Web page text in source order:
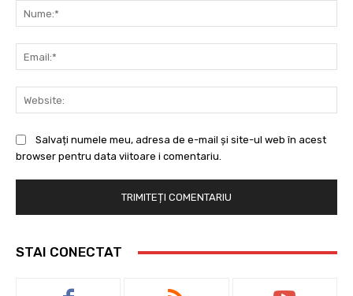
Salvați numele meu, adresa de e-mail și site-ul web în acest
browser pentru data viitoare i comentariu.
STAI CONECTAT